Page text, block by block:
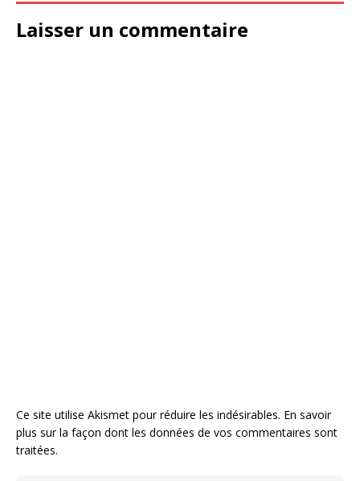
Laisser un commentaire
Ce site utilise Akismet pour réduire les indésirables. En savoir
plus sur la façon dont les données de vos commentaires sont
traitées.